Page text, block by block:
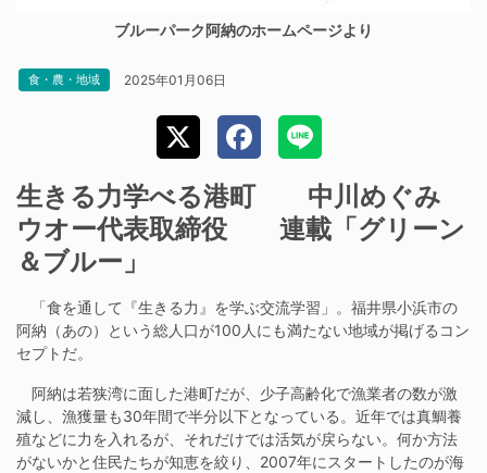
ブルーパーク阿納のホームページより
食・農・地域 2025年01月06日
生きる力学べる港町 中川めぐみ
ウオー代表取締役 連載「グリーン
＆ブルー」
「食を通して『生きる力』を学ぶ交流学習」。福井県小浜市の
阿納（あの）という総人口が100人にも満たない地域が掲げるコン
セプトだ。
阿納は若狭湾に面した港町だが、少子高齢化で漁業者の数が激
減し、漁獲量も30年間で半分以下となっている。近年では真鯛養
殖などに力を入れるが、それだけでは活気が戻らない。何か方法
がないかと住民たちが知恵を絞り、2007年にスタートしたのが海